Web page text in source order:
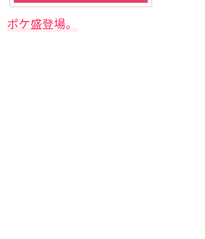
ポケ盛登場。